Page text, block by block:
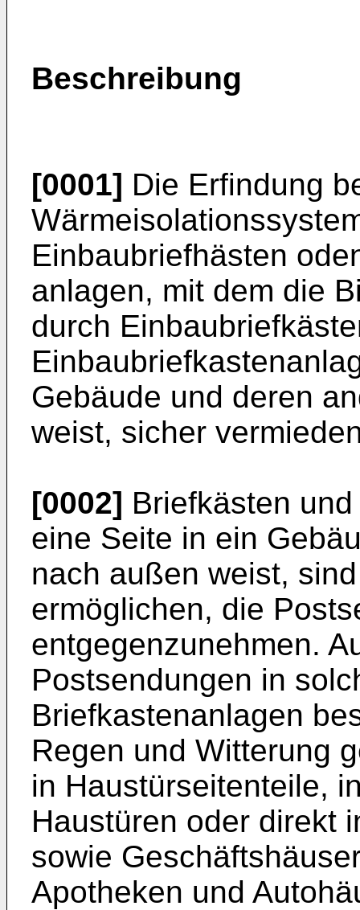
Beschreibung
[0001] Die Erfindung
Einbaubriefhästen
anlagen, mit dem die
durch
Gebäude und deren
weist, sicher
[0002] Briefkästen
eine Seite in ein
nach außen weist,
ermöglichen, die
entgegenzunehmen.
Postsendungen in
Briefkastenanlagen
Regen und Witterung
in Haustürseitenteile,
Haustüren oder direkt
sowie
Apotheken und